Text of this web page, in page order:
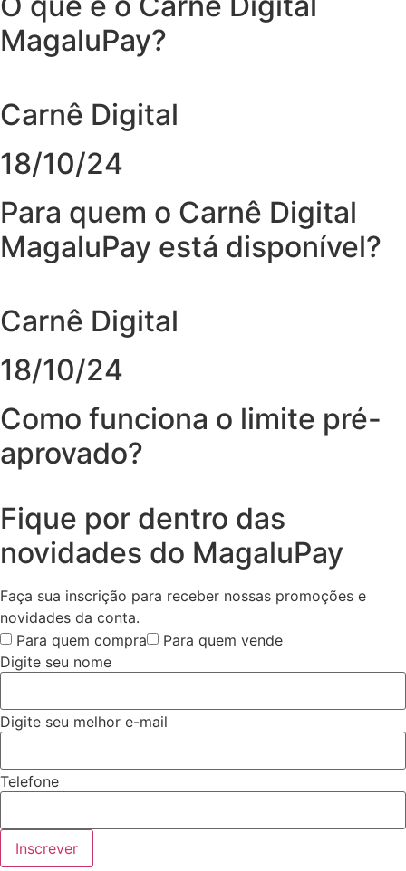
MagaluPay?
Carnê Digital
18/10/24
Para quem o Carnê Digital
MagaluPay está disponível?
Carnê Digital
18/10/24
Como funciona o limite pré-
aprovado?
Fique por dentro das
novidades do MagaluPay
Faça sua inscrição para receber nossas promoções e
novidades da conta.
Para quem compra
Para quem vende
Digite seu nome
Digite seu melhor e-mail
Telefone
Inscrever